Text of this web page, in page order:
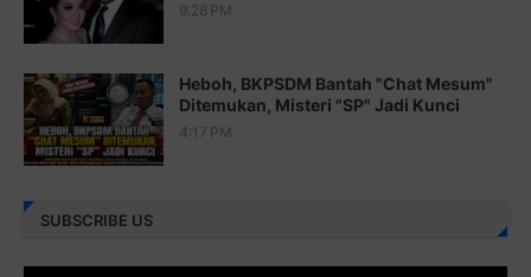
Juz 23 ⇨ http://j.mp/2brItxm
Juz 25 ⇨http://j.mp/2brImlf
Juz 26 ⇨http://j.mp/2bFRHF2
9:28 PM
Heboh, BKPSDM Bantah "Chat Mesum"
Ditemukan, Misteri "SP" Jadi Kunci
4:17 PM
SUBSCRIBE US